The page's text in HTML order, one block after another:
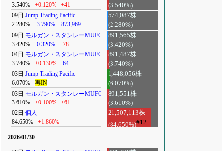
3.540%
+0.120% +41
(3.540%)
09日 Jump Trading Pacific
2.280%
-3.790% -873,969
574,087株
(2.280%)
09日 モルガン・スタンレーMUFG
3.420%
-0.320% +78
891,565株
(3.420%)
04日 モルガン・スタンレーMUFG
3.740%
+0.130% -64
891,487株
(3.740%)
03日 Jump Trading Pacific
6.070%
再IN
1,448,056株
(6.070%)
03日 モルガン・スタンレーMUFG
3.610%
+0.100% +61
891,551株
(3.610%)
02日 個人
84.650%
+1.860%
21,507,113株
(84.650%)#12
2026/01/30